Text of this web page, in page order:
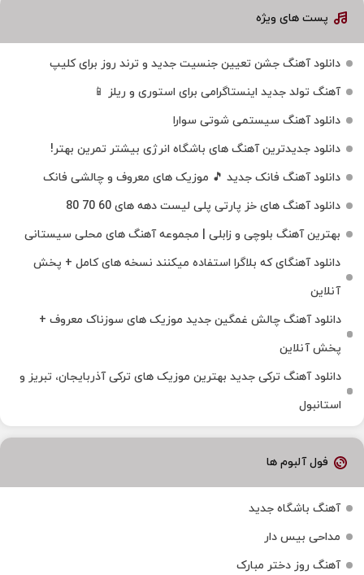
پست های ویژه
دانلود آهنگ جشن تعیین جنسیت جدید و ترند روز برای کلیپ
آهنگ تولد جدید اینستاگرامی برای استوری و ریلز 📱
دانلود آهنگ سیستمی شوتی سوارا
دانلود جدیدترین آهنگ‌ های باشگاه انرژی بیشتر تمرین بهتر!
دانلود آهنگ فانک جدید 🎵 موزیک‌ های معروف و چالشی فانک
دانلود آهنگ های خز پارتی پلی لیست دهه های 60 70 80
بهترین آهنگ بلوچی و زابلی | مجموعه آهنگ‌ های محلی سیستانی
دانلود آهنگای که بلاگرا استفاده میکنند نسخه های کامل + پخش
آنلاین
دانلود آهنگ چالش غمگین جدید موزیک های سوزناک معروف +
پخش آنلاین
دانلود آهنگ ترکی جدید بهترین موزیک‌ های ترکی آذربایجان، تبریز و
استانبول
فول آلبوم ها
آهنگ باشگاه جدید
مداحی بیس دار
آهنگ روز دختر مبارک